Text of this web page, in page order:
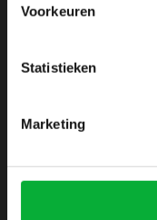
Voorkeuren
Statistieken
Marketing